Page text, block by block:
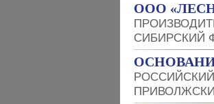
ООО
СИБИРСКИЙ